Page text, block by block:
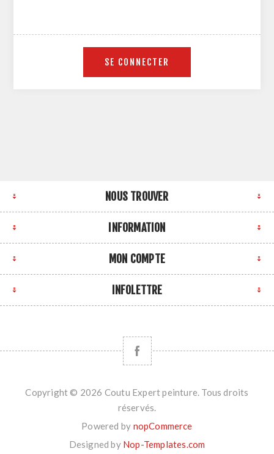
NOUS TROUVER
INFORMATION
MON COMPTE
INFOLETTRE
Copyright © 2026 Coutu Expert peinture. Tous droits
réservés.
Powered by nopCommerce
Designed by Nop-Templates.com